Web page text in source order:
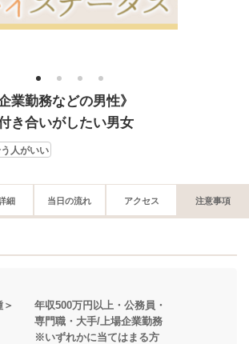
1 2 3 4
業勤務などの男性》
き合いがしたい男女
人がいい
細 当日の流れ アクセス 注意事項
＞ 年収500万円以上・公務員・
大手/上場企業勤務
かに当てはまる方